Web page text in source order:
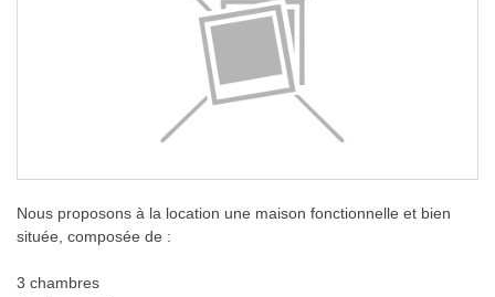
Nous proposons à la location une maison fonctionnelle et bien
située, composée de :
3 chambres